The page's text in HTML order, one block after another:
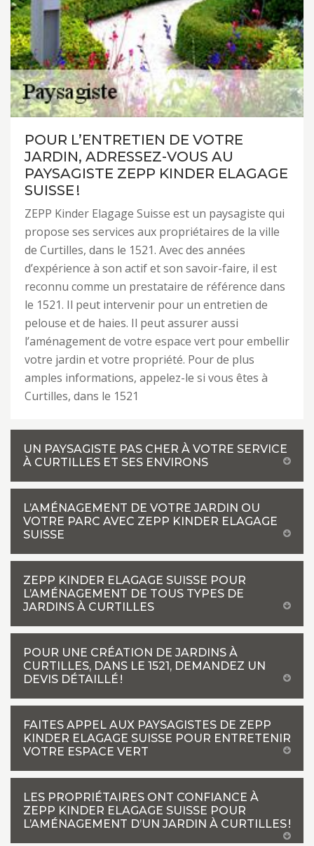
POUR L’ENTRETIEN DE VOTRE
JARDIN, ADRESSEZ-VOUS AU
PAYSAGISTE ZEPP KINDER ELAGAGE
SUISSE !
ZEPP Kinder Elagage Suisse est un paysagiste qui
propose ses services aux propriétaires de la ville
de Curtilles, dans le 1521. Avec des années
d’expérience à son actif et son savoir-faire, il est
reconnu comme un prestataire de référence dans
le 1521. Il peut intervenir pour un entretien de
pelouse et de haies. Il peut assurer aussi
l’aménagement de votre espace vert pour embellir
votre jardin et votre propriété. Pour de plus
amples informations, appelez-le si vous êtes à
Curtilles, dans le 1521
UN PAYSAGISTE PAS CHER À VOTRE SERVICE
À CURTILLES ET SES ENVIRONS
L’AMÉNAGEMENT DE VOTRE JARDIN OU
VOTRE PARC AVEC ZEPP KINDER ELAGAGE
SUISSE
ZEPP KINDER ELAGAGE SUISSE POUR
L’AMÉNAGEMENT DE TOUS TYPES DE
JARDINS À CURTILLES
POUR UNE CRÉATION DE JARDINS À
CURTILLES, DANS LE 1521, DEMANDEZ UN
DEVIS DÉTAILLÉ !
FAITES APPEL AUX PAYSAGISTES DE ZEPP
KINDER ELAGAGE SUISSE POUR ENTRETENIR
VOTRE ESPACE VERT
LES PROPRIÉTAIRES ONT CONFIANCE À
ZEPP KINDER ELAGAGE SUISSE POUR
L’AMÉNAGEMENT D’UN JARDIN À CURTILLES !